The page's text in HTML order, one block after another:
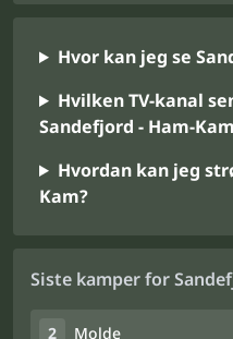
Hvor kan jeg se
Hvilken TV-kanal
Sandefjord - Ham-
Hvordan kan jeg
Kam?
Siste kamper for
2 Molde